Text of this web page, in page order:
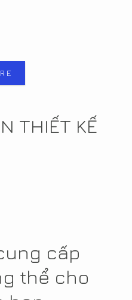
THIẾT KẾ
cấp
thể cho